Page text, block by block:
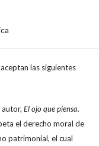
las siguientes
autor, El ojo que piensa.
el derecho moral de
patrimonial, el cual